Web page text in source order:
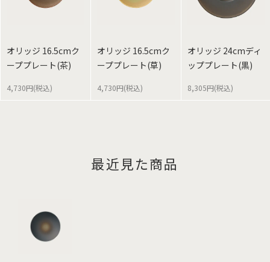
オリッジ 16.5cmク
ーププレート(茶)
4,730円(税込)
オリッジ 16.5cmク
ーププレート(草)
4,730円(税込)
オリッジ 24cmディ
ッププレート(黒)
8,305円(税込)
最近見た商品